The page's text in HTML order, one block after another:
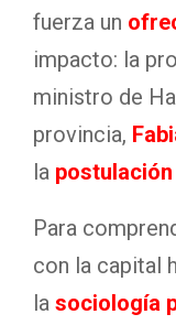
fuerza un
impacto: la
ministro de
provincia,
la postulación
Para
con la capital
la sociología